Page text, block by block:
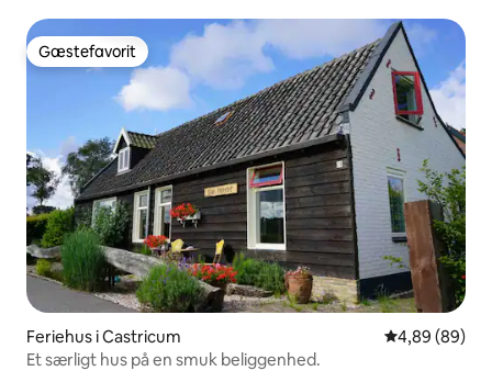
Gæstefavorit
Gæstefavorit
Feriehus i Castricum 4,89 ud af 5 i
4,89 (89)
Et særligt hus på en smuk beliggenhed.